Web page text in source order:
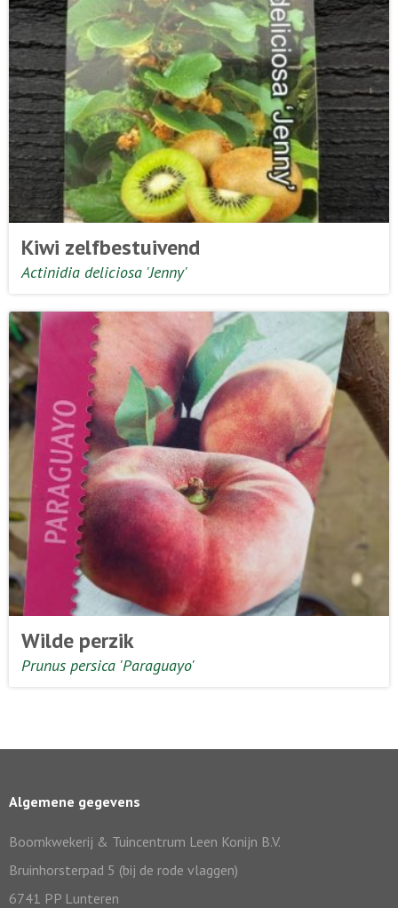
Kiwi zelfbestuivend
Actinidia deliciosa 'Jenny'
Wilde perzik
Prunus persica 'Paraguayo'
Algemene gegevens
Boomkwekerij & Tuincentrum Leen Konijn B.V.
Bruinhorsterpad 5 (bij de rode vlaggen)
6741 PP Lunteren